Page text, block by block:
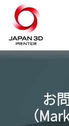
お
（